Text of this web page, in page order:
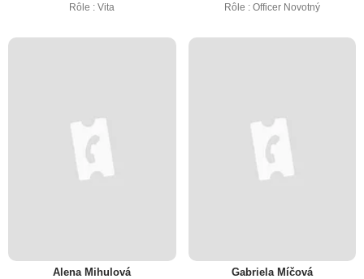
Rôle : Vita Rôle : Officer Novotný
Alena Mihulová Gabriela Míčová